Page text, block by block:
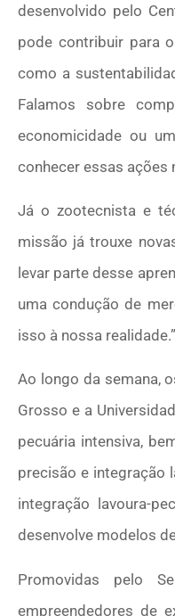
desenvolvido pelo
pode contribuir para
como a
Falamos sobre
economicidade ou
conhecer essas ações
Já o zootecnista e
missão já trouxe
levar parte desse
uma condução de
isso à nossa realidade.”
Ao longo da semana,
Grosso e a
pecuária intensiva,
precisão e integração
integração lavoura-
desenvolve modelos
Promovidas pelo
empreendedores de